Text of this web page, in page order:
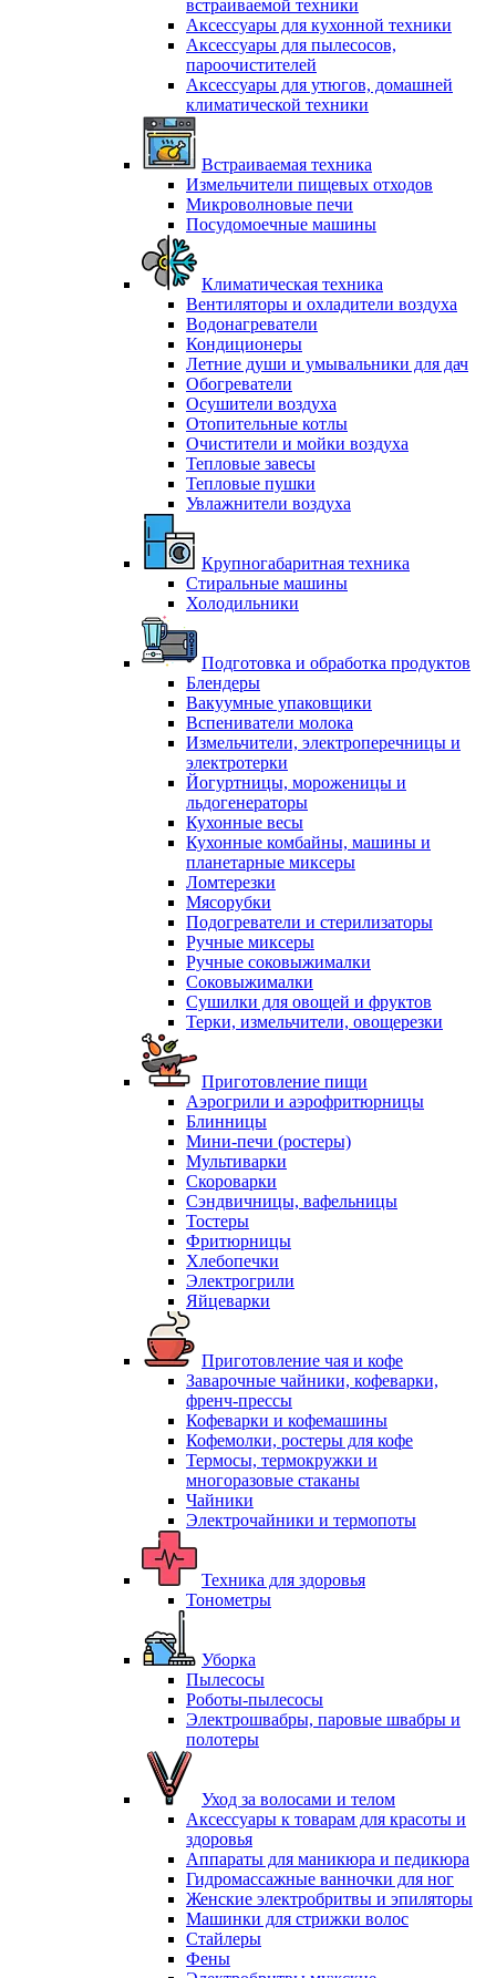
встраиваемой техники
Аксессуары для кухонной техники
Аксессуары для пылесосов,
пароочистителей
Аксессуары для утюгов, домашней
климатической техники
Встраиваемая техника
Измельчители пищевых отходов
Микроволновые печи
Посудомоечные машины
Климатическая техника
Вентиляторы и охладители воздуха
Водонагреватели
Кондиционеры
Летние души и умывальники для дач
Обогреватели
Осушители воздуха
Отопительные котлы
Очистители и мойки воздуха
Тепловые завесы
Тепловые пушки
Увлажнители воздуха
Крупногабаритная техника
Стиральные машины
Холодильники
Подготовка и обработка продуктов
Блендеры
Вакуумные упаковщики
Вспениватели молока
Измельчители, электроперечницы и
электротерки
Йогуртницы, мороженицы и
льдогенераторы
Кухонные весы
Кухонные комбайны, машины и
планетарные миксеры
Ломтерезки
Мясорубки
Подогреватели и стерилизаторы
Ручные миксеры
Ручные соковыжималки
Соковыжималки
Сушилки для овощей и фруктов
Терки, измельчители, овощерезки
Приготовление пищи
Аэрогрили и аэрофритюрницы
Блинницы
Мини-печи (ростеры)
Мультиварки
Скороварки
Сэндвичницы, вафельницы
Тостеры
Фритюрницы
Хлебопечки
Электрогрили
Яйцеварки
Приготовление чая и кофе
Заварочные чайники, кофеварки,
френч-прессы
Кофеварки и кофемашины
Кофемолки, ростеры для кофе
Термосы, термокружки и
многоразовые стаканы
Чайники
Электрочайники и термопоты
Техника для здоровья
Тонометры
Уборка
Пылесосы
Роботы-пылесосы
Электрошвабры, паровые швабры и
полотеры
Уход за волосами и телом
Аксессуары к товарам для красоты и
здоровья
Аппараты для маникюра и педикюра
Гидромассажные ванночки для ног
Женские электробритвы и эпиляторы
Машинки для стрижки волос
Стайлеры
Фены